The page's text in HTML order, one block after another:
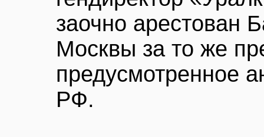
заочно арестован
Москвы за то же
предусмотренное
РФ.